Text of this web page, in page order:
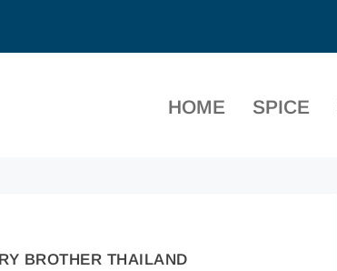
HOME SPICE
BROTHER THAILAND